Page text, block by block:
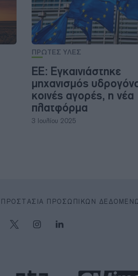
ΠΡΩΤΕΣ ΥΛΕΣ
ΕΕ: Εγκαινιάστηκε
μηχανισμός
κοινές αγορές, η νέα
πλατφόρμα
3 Ιουλίου 2025
ΠΡΟΣΩΠΙΚΏΝ